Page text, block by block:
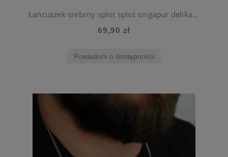
Łańcuszek srebrny splot splot singapur delikatny 50 cm stal szlachetna
69,90 zł
Powiadom o dostępności